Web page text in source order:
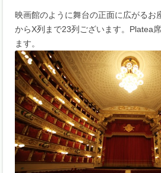
映画館のように舞台の正面に広がるお
からX列まで23列ございます。Platea
ます。